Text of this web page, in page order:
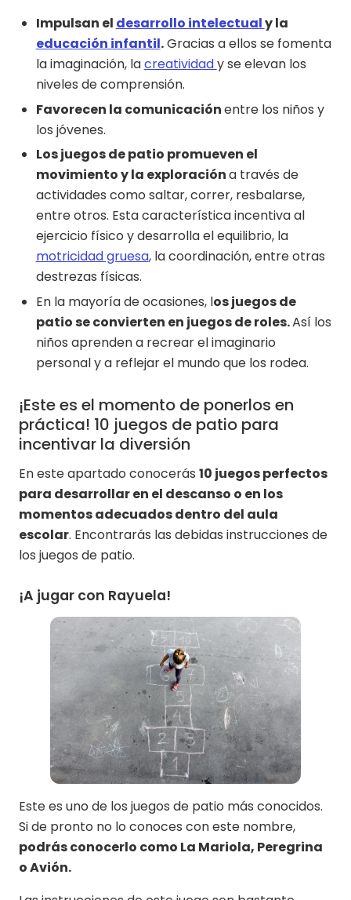
Impulsan el desarrollo intelectualy la
educación infantil.Gracias a ellos se fomenta
la imaginación, lacreatividady se elevan los
niveles de comprensión.
Favorecen la comunicaciónentre los niños y
los jóvenes.
Los juegos de patio promueven el
movimiento y la exploracióna través de
actividades como saltar, correr, resbalarse,
entre otros. Esta característica incentiva al
ejercicio físico y desarrolla el equilibrio, la
motricidad gruesa, la coordinación, entre otras
destrezas físicas.
En la mayoría de ocasiones, los juegos de
patio se convierten en juegos de roles.Así los
niños aprenden a recrear el imaginario
personal y a reflejar el mundo que los rodea.
¡Este es el momento de ponerlos en
práctica! 10 juegos de patio para
incentivar la diversión
En este apartado conocerás 10 juegos perfectos
para desarrollar en el descanso o en los
momentos adecuados dentro del aula
escolar. Encontrarás las debidas instrucciones de
los juegos de patio.
¡A jugar con Rayuela!
Este es uno de los juegos de patio más conocidos.
Si de pronto no lo conoces con este nombre,
podrás conocerlo como La Mariola, Peregrina
o Avión.